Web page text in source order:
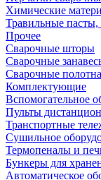
Химические
Травильные
Прочее
Сварочные шторы
Сварочные
Сварочные
Комплектующие
Вспомогательное
Пульты
Транспортные
Сушильное
Термопеналы и
Бункеры для
Автоматическое